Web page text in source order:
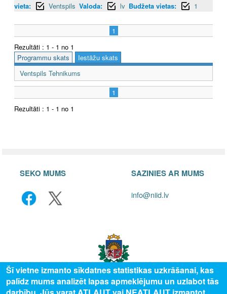
vieta:
Ventspils Valoda: lv Budžeta vietas: 1
1
Rezultāti : 1 - 1 no 1
Programmu skats
Iestāžu skats
Ventspils Tehnikums
1
Rezultāti : 1 - 1 no 1
SEKO MUMS SAZINIES AR MUMS
info@niid.lv
Šī vietne izmanto sīkdatnes statistikas uzkrāšanai, kas
palīdz mums analizēt lapas apmeklējumu un uzlabot tās